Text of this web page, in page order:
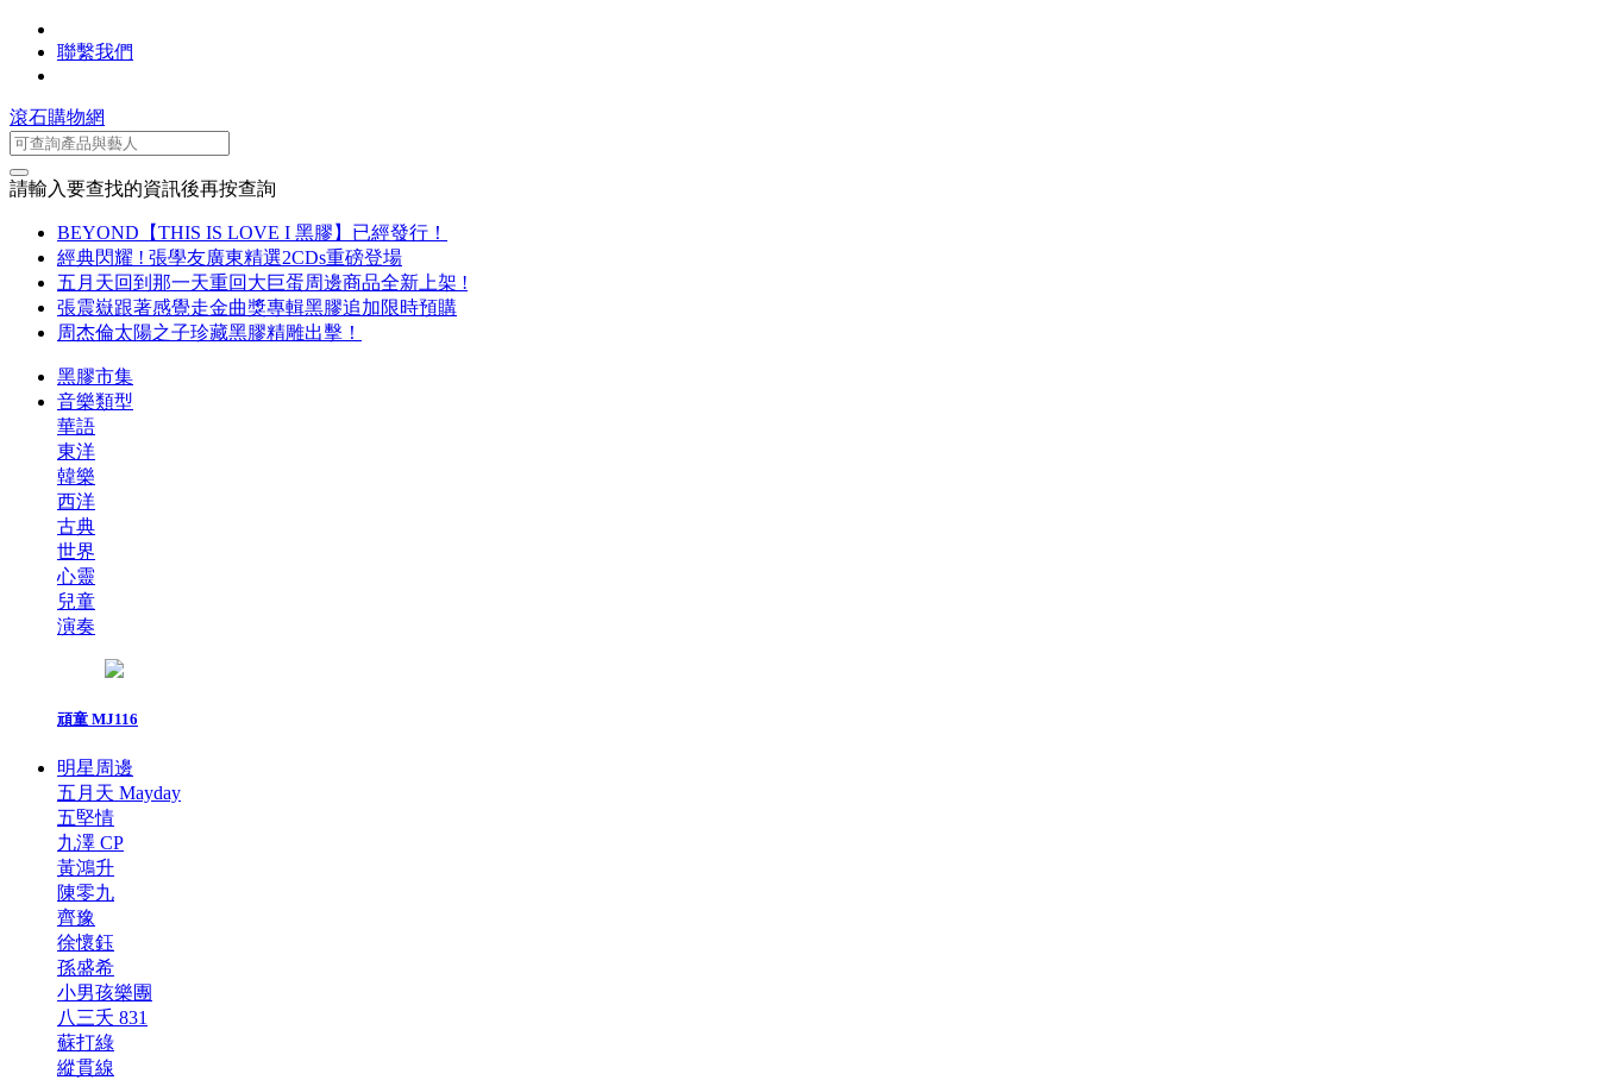
聯繫我們
滾石購物網
請輸入要查找的資訊後再按查詢
BEYOND【THIS IS LOVE I 黑膠】已經發行！
經典閃耀 ! 張學友廣東精選2CDs重磅登場
五月天回到那一天重回大巨蛋周邊商品全新上架 !
張震嶽跟著感覺走金曲獎專輯黑膠追加限時預購
周杰倫太陽之子珍藏黑膠精雕出擊！
黑膠市集
音樂類型
華語
東洋
韓樂
西洋
古典
世界
心靈
兒童
演奏
頑童 MJ116
明星周邊
五月天 Mayday
五堅情
九澤 CP
黃鴻升
陳零九
齊豫
徐懷鈺
孫盛希
小男孩樂團
八三夭 831
蘇打綠
縱貫線